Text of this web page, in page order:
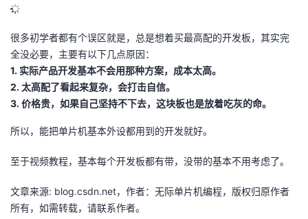
很多初学者都有个误区就是，总是想着买最高配的开发板，其实完
全没必要，主要有以下几点原因：
1. 实际产品开发基本不会用那种方案，成本太高。
2. 太高配了看起来复杂，会打击自信。
3. 价格贵，如果自己坚持不下去，这块板也是放着吃灰的命。
所以，能把单片机基本外设都用到的开发就好。
至于视频教程，基本每个开发板都有带，没带的基本不用考虑了。
文章来源: blog.csdn.net，作者：无际单片机编程，版权归原作者
所有，如需转载，请联系作者。